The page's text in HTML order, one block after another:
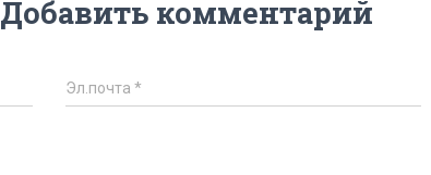
Добавить комментарий
Эл.почта*